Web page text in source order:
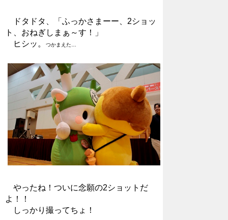
ドタドタ、「ふっかさまーー、2ショッ
ト、おねぎしまぁ～す！」
ヒシッ。
つかまえた…
やったね！ついに念願の2ショットだ
よ！！
しっかり撮ってちょ！